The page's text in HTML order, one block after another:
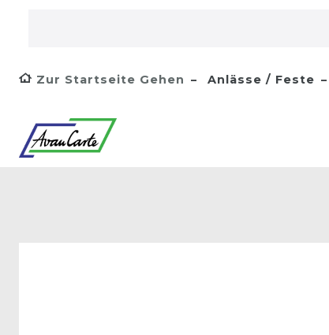
Zur Startseite Gehen Anlässe / Feste